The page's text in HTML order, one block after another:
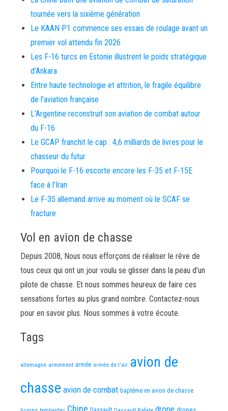
tournée vers la sixième génération
Le KAAN P1 commence ses essais de roulage avant un
premier vol attendu fin 2026
Les F-16 turcs en Estonie illustrent le poids stratégique
d’Ankara
Entre haute technologie et attrition, le fragile équilibre
de l’aviation française
L’Argentine reconstruit son aviation de combat autour
du F-16
Le GCAP franchit le cap : 4,6 milliards de livres pour le
chasseur du futur
Pourquoi le F-16 escorte encore les F-35 et F-15E
face à l’Iran
Le F-35 allemand arrive au moment où le SCAF se
fracture
Vol en avion de chasse
Depuis 2008, Nous nous efforçons de réaliser le rêve de
tous ceux qui ont un jour voulu se glisser dans la peau d’un
pilote de chasse. Et nous sommes heureux de faire ces
sensations fortes au plus grand nombre. Contactez-nous
pour en savoir plus. Nous sommes à votre écoute.
Tags
allemagne armement armée armée de l'air avion de
chasse avion de combat baptême en avion de chasse